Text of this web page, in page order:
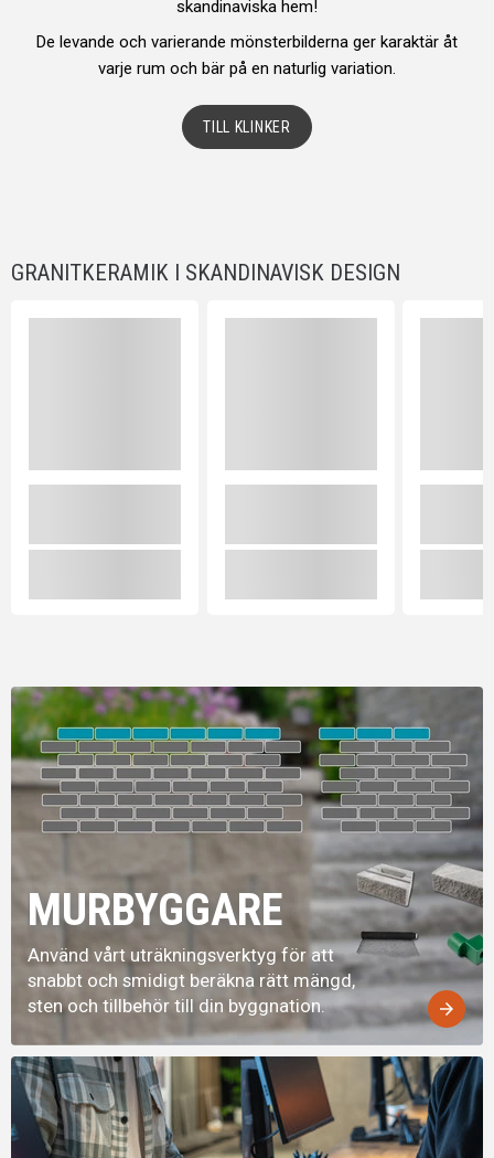
skandinaviska hem!
De levande och varierande mönsterbilderna ger karaktär åt
varje rum och bär på en naturlig variation.
TILL KLINKER
GRANITKERAMIK I SKANDINAVISK DESIGN
arrow_forward
MURBYGGARE
Använd vårt uträkningsverktyg för att
snabbt och smidigt beräkna rätt mängd,
sten och tillbehör till din byggnation.